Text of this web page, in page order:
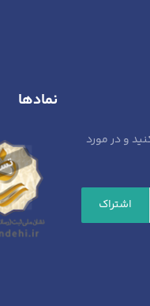
و در مورد
نمادها